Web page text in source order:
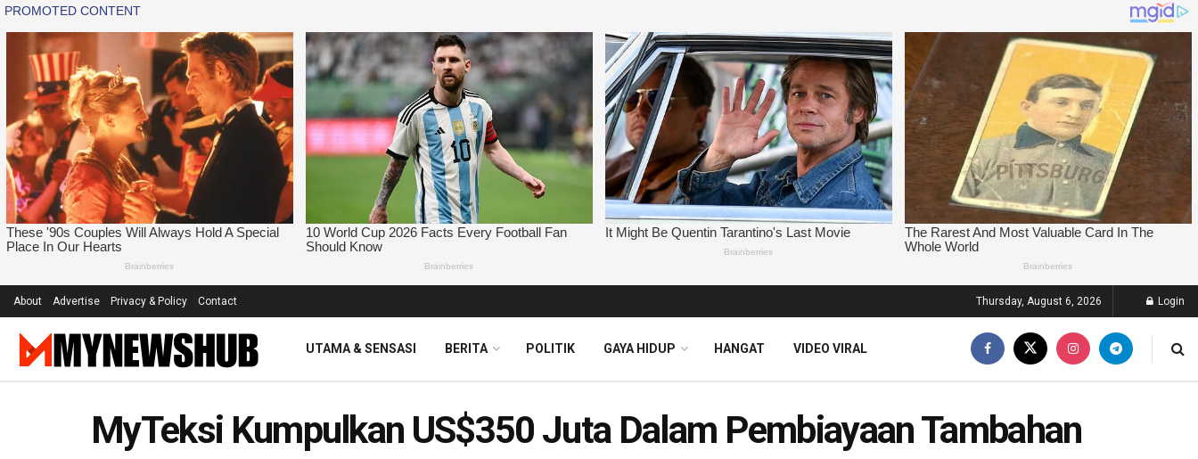
About Advertise Privacy & Policy Contact Thursday, August 6, 2026 Login
UTAMA & SENSASI BERITA POLITIK GAYA HIDUP HANGAT VIDEO VIRAL
MyTeksi Kumpulkan US$350 Juta Dalam Pembiayaan Tambahan